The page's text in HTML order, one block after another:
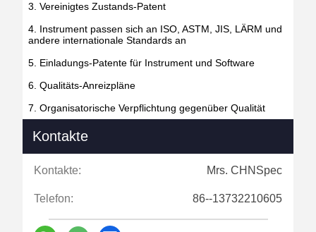
3. Vereinigtes Zustands-Patent
4. Instrument passen sich an ISO, ASTM, JIS, LÄRM und
andere internationale Standards an
5. Einladungs-Patente für Instrument und Software
6. Qualitäts-Anreizpläne
7. Organisatorische Verpflichtung gegenüber Qualität
Kontakte
Kontakte: Mrs. CHNSpec
Telefon: 86--13732210605